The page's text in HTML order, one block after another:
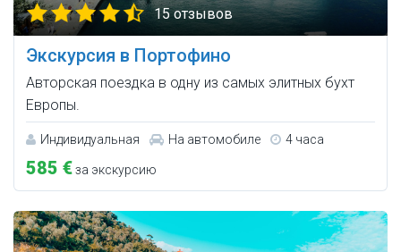
15 отзывов
Экскурсия в Портофино
Авторская поездка в одну из самых элитных бухт
Европы.
Индивидуальная На автомобиле 4 часа
585 €за экскурсию